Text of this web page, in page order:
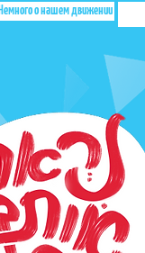
о нашем движении